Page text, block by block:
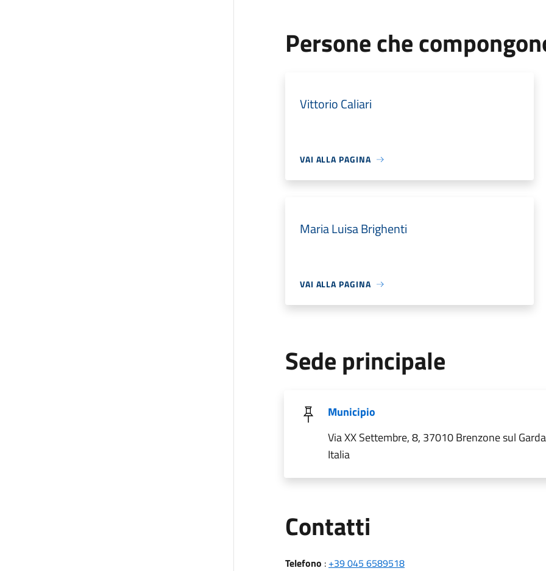
Persone che
Vittorio Caliari
VAI ALLA PAGINA
Maria Luisa Brighenti
VAI ALLA PAGINA
Sede principale
Municipio
Via XX Settembre, 8, 37010 Brenzone sul
Italia
Contatti
Telefono : +39 045 6589518